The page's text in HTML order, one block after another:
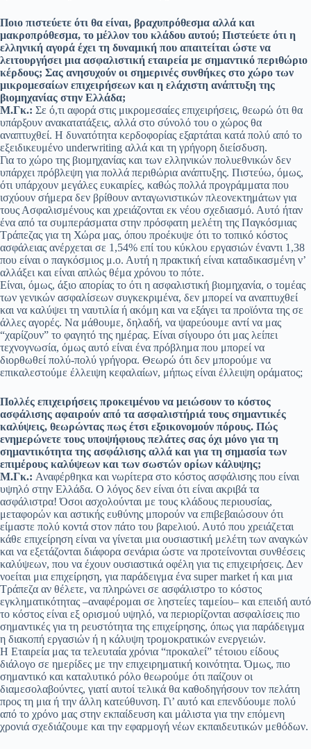
Ποιο πιστεύετε ότι θα είναι, βραχυπρόθεσμα αλλά και
μακροπρόθεσμα, το μέλλον του κλάδου αυτού; Πιστεύετε ότι η
ελληνική αγορά έχει τη δυναμική που απαιτείται ώστε να
λειτουργήσει μια ασφαλιστική εταιρεία με σημαντικό περιθώριο
κέρδους; Σας ανησυχούν οι σημερινές συνθήκες στο χώρο των
μικρομεσαίων επιχειρήσεων και η ελάχιστη ανάπτυξη της
βιομηχανίας στην Ελλάδα;
Μ.Γκ.: Σε ό,τι αφορά στις μικρομεσαίες επιχειρήσεις, θεωρώ ότι θα
υπάρξουν ανακατατάξεις, αλλά στο σύνολό του ο χώρος θα
αναπτυχθεί. Η δυνατότητα κερδοφορίας εξαρτάται κατά πολύ από το
εξειδικευμένο underwriting αλλά και τη γρήγορη διείσδυση.
Για το χώρο της βιομηχανίας και των ελληνικών πολυεθνικών δεν
υπάρχει πρόβλεψη για πολλά περιθώρια ανάπτυξης. Πιστεύω, όμως,
ότι υπάρχουν μεγάλες ευκαιρίες, καθώς πολλά προγράμματα που
ισχύουν σήμερα δεν βρίθουν ανταγωνιστικών πλεονεκτημάτων για
τους Ασφαλισμένους και χρειάζονται εκ νέου σχεδιασμό. Αυτό ήταν
ένα από τα συμπεράσματα στην πρόσφατη μελέτη της Παγκόσμιας
Τράπεζας για τη Χώρα μας, όπου προέκυψε ότι το τοπικό κόστος
ασφάλειας ανέρχεται σε 1,54% επί του κύκλου εργασιών έναντι 1,38
που είναι ο παγκόσμιος μ.ο. Αυτή η πρακτική είναι καταδικασμένη ν’
αλλάξει και είναι απλώς θέμα χρόνου το πότε.
Είναι, όμως, άξιο απορίας το ότι η ασφαλιστική βιομηχανία, ο τομέας
των γενικών ασφαλίσεων συγκεκριμένα, δεν μπορεί να αναπτυχθεί
και να καλύψει τη ναυτιλία ή ακόμη και να εξάγει τα προϊόντα της σε
άλλες αγορές. Να μάθουμε, δηλαδή, να ψαρεύουμε αντί να μας
“χαρίζουν” το φαγητό της ημέρας. Είναι σίγουρο ότι μας λείπει
τεχνογνωσία, όμως αυτό είναι ένα πρόβλημα που μπορεί να
διορθωθεί πολύ-πολύ γρήγορα. Θεωρώ ότι δεν μπορούμε να
επικαλεστούμε έλλειψη κεφαλαίων, μήπως είναι έλλειψη οράματος;
Πολλές επιχειρήσεις προκειμένου να μειώσουν το κόστος
ασφάλισης αφαιρούν από τα ασφαλιστήριά τους σημαντικές
καλύψεις, θεωρώντας πως έτσι εξοικονομούν πόρους. Πώς
ενημερώνετε τους υποψήφιους πελάτες σας όχι μόνο για τη
σημαντικότητα της ασφάλισης αλλά και για τη σημασία των
επιμέρους καλύψεων και των σωστών ορίων κάλυψης;
Μ.Γκ.: Αναφέρθηκα και νωρίτερα στο κόστος ασφάλισης που είναι
υψηλό στην Ελλάδα. Ο λόγος δεν είναι ότι είναι ακριβά τα
ασφάλιστρα! Όσοι ασχολούνται με τους κλάδους περιουσίας,
μεταφορών και αστικής ευθύνης μπορούν να επιβεβαιώσουν ότι
είμαστε πολύ κοντά στον πάτο του βαρελιού. Αυτό που χρειάζεται
κάθε επιχείρηση είναι να γίνεται μια ουσιαστική μελέτη των αναγκών
και να εξετάζονται διάφορα σενάρια ώστε να προτείνονται συνθέσεις
καλύψεων, που να έχουν ουσιαστικά οφέλη για τις επιχειρήσεις. Δεν
νοείται μια επιχείρηση, για παράδειγμα ένα super market ή και μια
Τράπεζα αν θέλετε, να πληρώνει σε ασφάλιστρο το κόστος
εγκληματικότητας –αναφέρομαι σε ληστείες ταμείου– και επειδή αυτό
το κόστος είναι εξ ορισμού υψηλό, να περιορίζονται ασφαλίσεις πιο
σημαντικές για τη ρευστότητα της επιχείρησης, όπως για παράδειγμα
η διακοπή εργασιών ή η κάλυψη τρομοκρατικών ενεργειών.
Η Εταιρεία μας τα τελευταία χρόνια “προκαλεί” τέτοιου είδους
διάλογο σε ημερίδες με την επιχειρηματική κοινότητα. Όμως, πιο
σημαντικό και καταλυτικό ρόλο θεωρούμε ότι παίζουν οι
διαμεσολαβούντες, γιατί αυτοί τελικά θα καθοδηγήσουν τον πελάτη
προς τη μια ή την άλλη κατεύθυνση. Γι’ αυτό και επενδύουμε πολύ
από το χρόνο μας στην εκπαίδευση και μάλιστα για την επόμενη
χρονιά σχεδιάζουμε και την εφαρμογή νέων εκπαιδευτικών μεθόδων.